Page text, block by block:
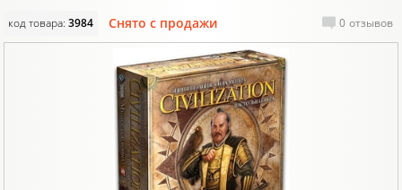
код товара:3984 Снято с продажи 0 отзывов